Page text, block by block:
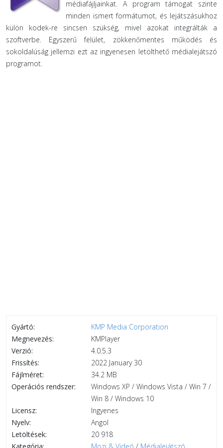
médiafájljainkat. A program támogat szinte
minden ismert formátumot, és lejátszásukhoz
külön kodek-re sincsen szükség, mivel azokat integrálták a
szoftverbe. Egyszerű felület, zökkenőmentes működés és
sokoldalúság jellemzi ezt az ingyenesen letölthető médialejátszó
programot.
Gyártó:
KMP Media Corporation
Megnevezés:
KMPlayer
Verzió:
4.0.5.3
Frissítés:
2022 January 30
Fájlméret:
34.2 MB
Operációs rendszer:
Windows XP / Windows Vista / Win 7 /
Win 8 / Windows 10
Licensz:
Ingyenes
Nyelv:
Angol
Letöltések:
20 918